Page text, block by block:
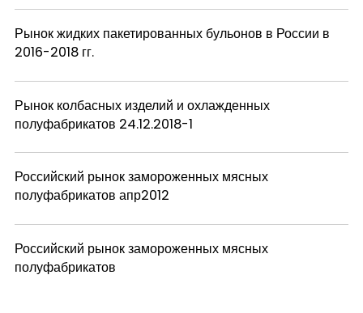
Рынок жидких пакетированных бульонов в России в
2016-2018 гг.
Рынок колбасных изделий и охлажденных
полуфабрикатов 24.12.2018-1
Российский рынок замороженных мясных
полуфабрикатов апр2012
Российский рынок замороженных мясных
полуфабрикатов